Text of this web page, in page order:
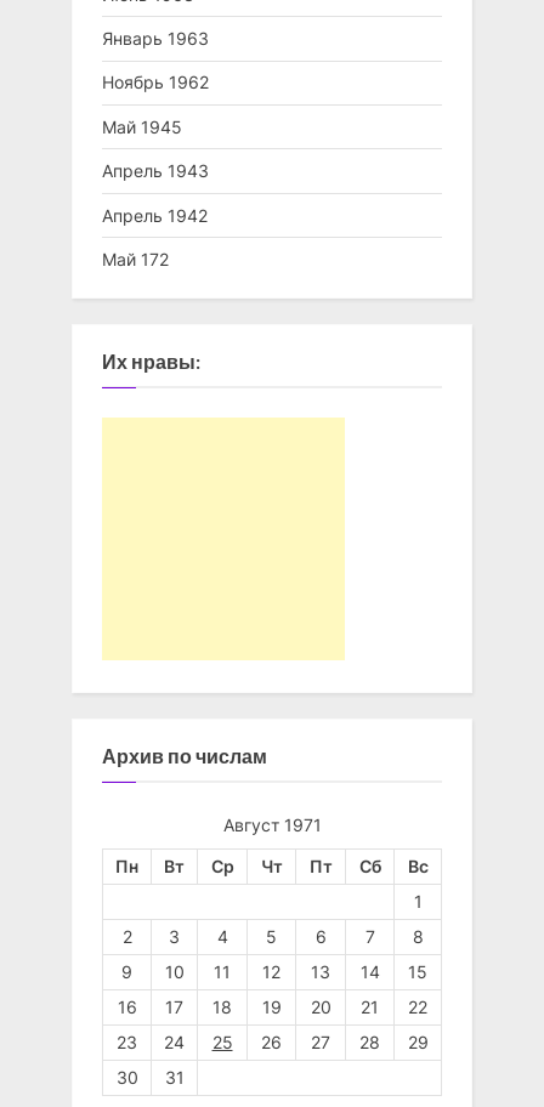
Январь 1963
Ноябрь 1962
Май 1945
Апрель 1943
Апрель 1942
Май 172
Их нравы:
Архив по числам
Август 1971
Пн Вт Ср Чт Пт Сб
Вс
1
2
3 4 5 6 7
8
9
10 11 12 13 14
15
16
17 18 19 20 21
22
23
24 25 26 27 28
29
30
31